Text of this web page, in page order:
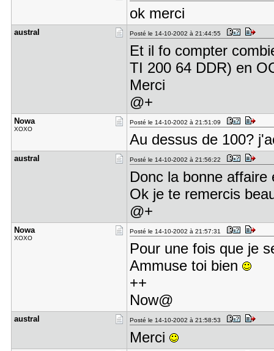
ok merci
austral Posté le 14-10-2002 à 21:44:55
Et il fo compter
TI 200 64 DDR) en
Merci
@+
Nowa
XOXO
Posté le 14-10-2002 à 21:51:09
Au dessus de 100?
austral Posté le 14-10-2002 à 21:56:22
Donc la bonne
Ok je te remercis
@+
Nowa
XOXO
Posté le 14-10-2002 à 21:57:31
Pour une fois que je
Ammuse toi bien
++
Now@
austral Posté le 14-10-2002 à 21:58:53
Merci